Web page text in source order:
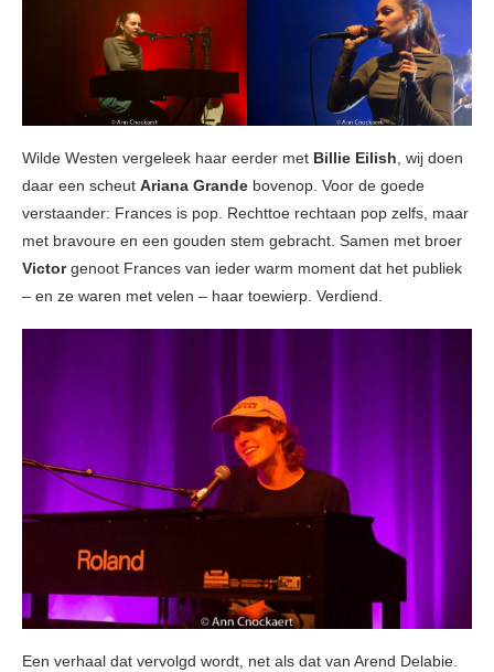
Wilde Westen vergeleek haar eerder met Billie Eilish, wij doen
daar een scheut Ariana Grande bovenop. Voor de goede
verstaander: Frances is pop. Rechttoe rechtaan pop zelfs, maar
met bravoure en een gouden stem gebracht. Samen met broer
Victorgenoot Frances van ieder warm moment dat het publiek
– en ze waren met velen – haar toewierp. Verdiend.
Een verhaal dat vervolgd wordt, net als dat van Arend Delabie.